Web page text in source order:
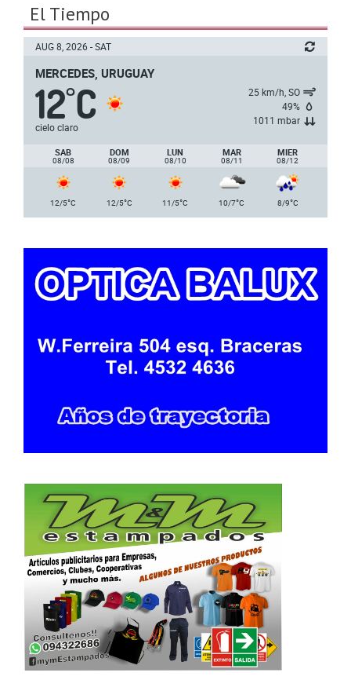
El Tiempo
AUG 8, 2026 - SAT
MERCEDES, URUGUAY
12°C
cielo claro
25 km/h, SO
49%
1011 mbar
SAB
08/08
DOM
08/09
LUN
08/10
MAR
08/11
MIER
08/12
12/5°C 12/5°C 11/5°C 10/7°C 8/9°C